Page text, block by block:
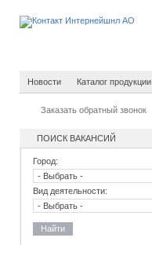
Новости Каталог продукции
Заказать обратный звонок
ПОИСК ВАКАНСИЙ
Город:
Вид деятельности:
Найти